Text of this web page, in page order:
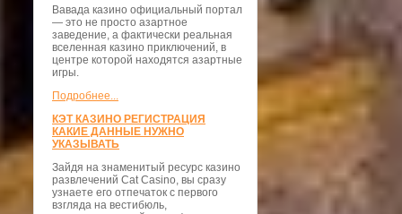
Вавада казино официальный портал
— это не просто азартное
заведение, а фактически реальная
вселенная казино приключений, в
центре которой находятся азартные
игры.
Подробнее...
КЭТ КАЗИНО РЕГИСТРАЦИЯ
КАКИЕ ДАННЫЕ НУЖНО
УКАЗЫВАТЬ
Зайдя на знаменитый ресурс казино
развлечений Cat Casino, вы сразу
узнаете его отпечаток с первого
взгляда на вестибюль,